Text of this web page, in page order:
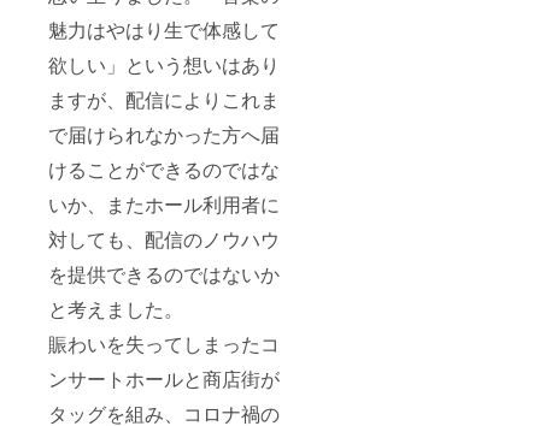
魅力はやはり生で体感して
欲しい」という想いはあり
ますが、配信によりこれま
で届けられなかった方へ届
けることができるのではな
いか、またホール利用者に
対しても、配信のノウハウ
を提供できるのではないか
と考えました。
賑わいを失ってしまったコ
ンサートホールと商店街が
タッグを組み、コロナ禍の